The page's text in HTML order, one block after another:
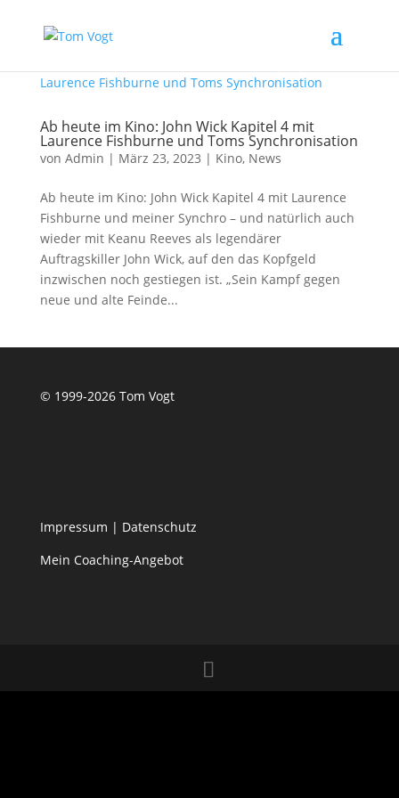
Ab heute im Kino: John Wick Kapitel 4 mit
Laurence Fishburne und Toms Synchronisation
von Admin | März 23, 2023 | Kino, News
Ab heute im Kino: John Wick Kapitel 4 mit Laurence
Fishburne und meiner Synchro – und natürlich auch
wieder mit Keanu Reeves als legendärer
Auftragskiller John Wick, auf den das Kopfgeld
inzwischen noch gestiegen ist. „Sein Kampf gegen
neue und alte Feinde...
© 1999-2026 Tom Vogt
Impressum | Datenschutz
Mein Coaching-Angebot